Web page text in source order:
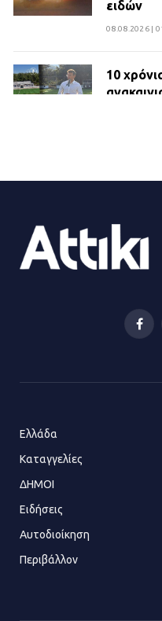
ειδών
08.08.2026 |
10
ΔΗΜΟΣ
23.07.2026 |
21.07.2026 |
Πώς
Τέλος η
Ελλάδα
Καταγγελίες
ΔΗΜΟΙ
Ειδήσεις
Αυτοδιοίκηση
Περιβάλλον